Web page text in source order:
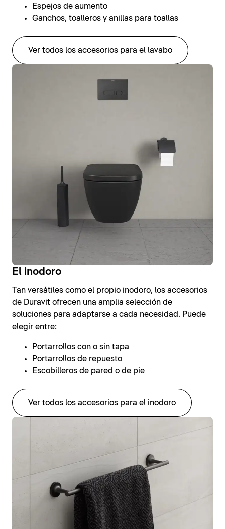
Espejos de aumento
Ganchos, toalleros y anillas para toallas
Ver todos los accesorios para el lavabo
El inodoro
Tan versátiles como el propio inodoro, los accesorios
de Duravit ofrecen una amplia selección de
soluciones para adaptarse a cada necesidad. Puede
elegir entre:
Portarrollos con o sin tapa
Portarrollos de repuesto
Escobilleros de pared o de pie
Ver todos los accesorios para el inodoro